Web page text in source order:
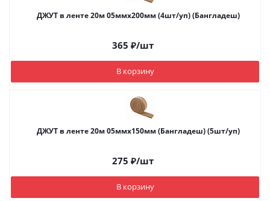
ДЖУТ в ленте 20м 05ммх200мм (4шт/уп) (Бангладеш)
365 ₽/шт
В корзину
ДЖУТ в ленте 20м 05ммх150мм (Бангладеш) (5шт/уп)
275 ₽/шт
В корзину